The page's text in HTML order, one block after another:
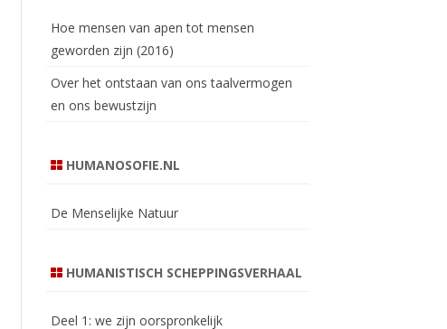
Hoe mensen van apen tot mensen
geworden zijn (2016)
Over het ontstaan van ons taalvermogen
en ons bewustzijn
HUMANOSOFIE.NL
De Menselijke Natuur
HUMANISTISCH SCHEPPINGSVERHAAL
Deel 1: we zijn oorspronkelijk